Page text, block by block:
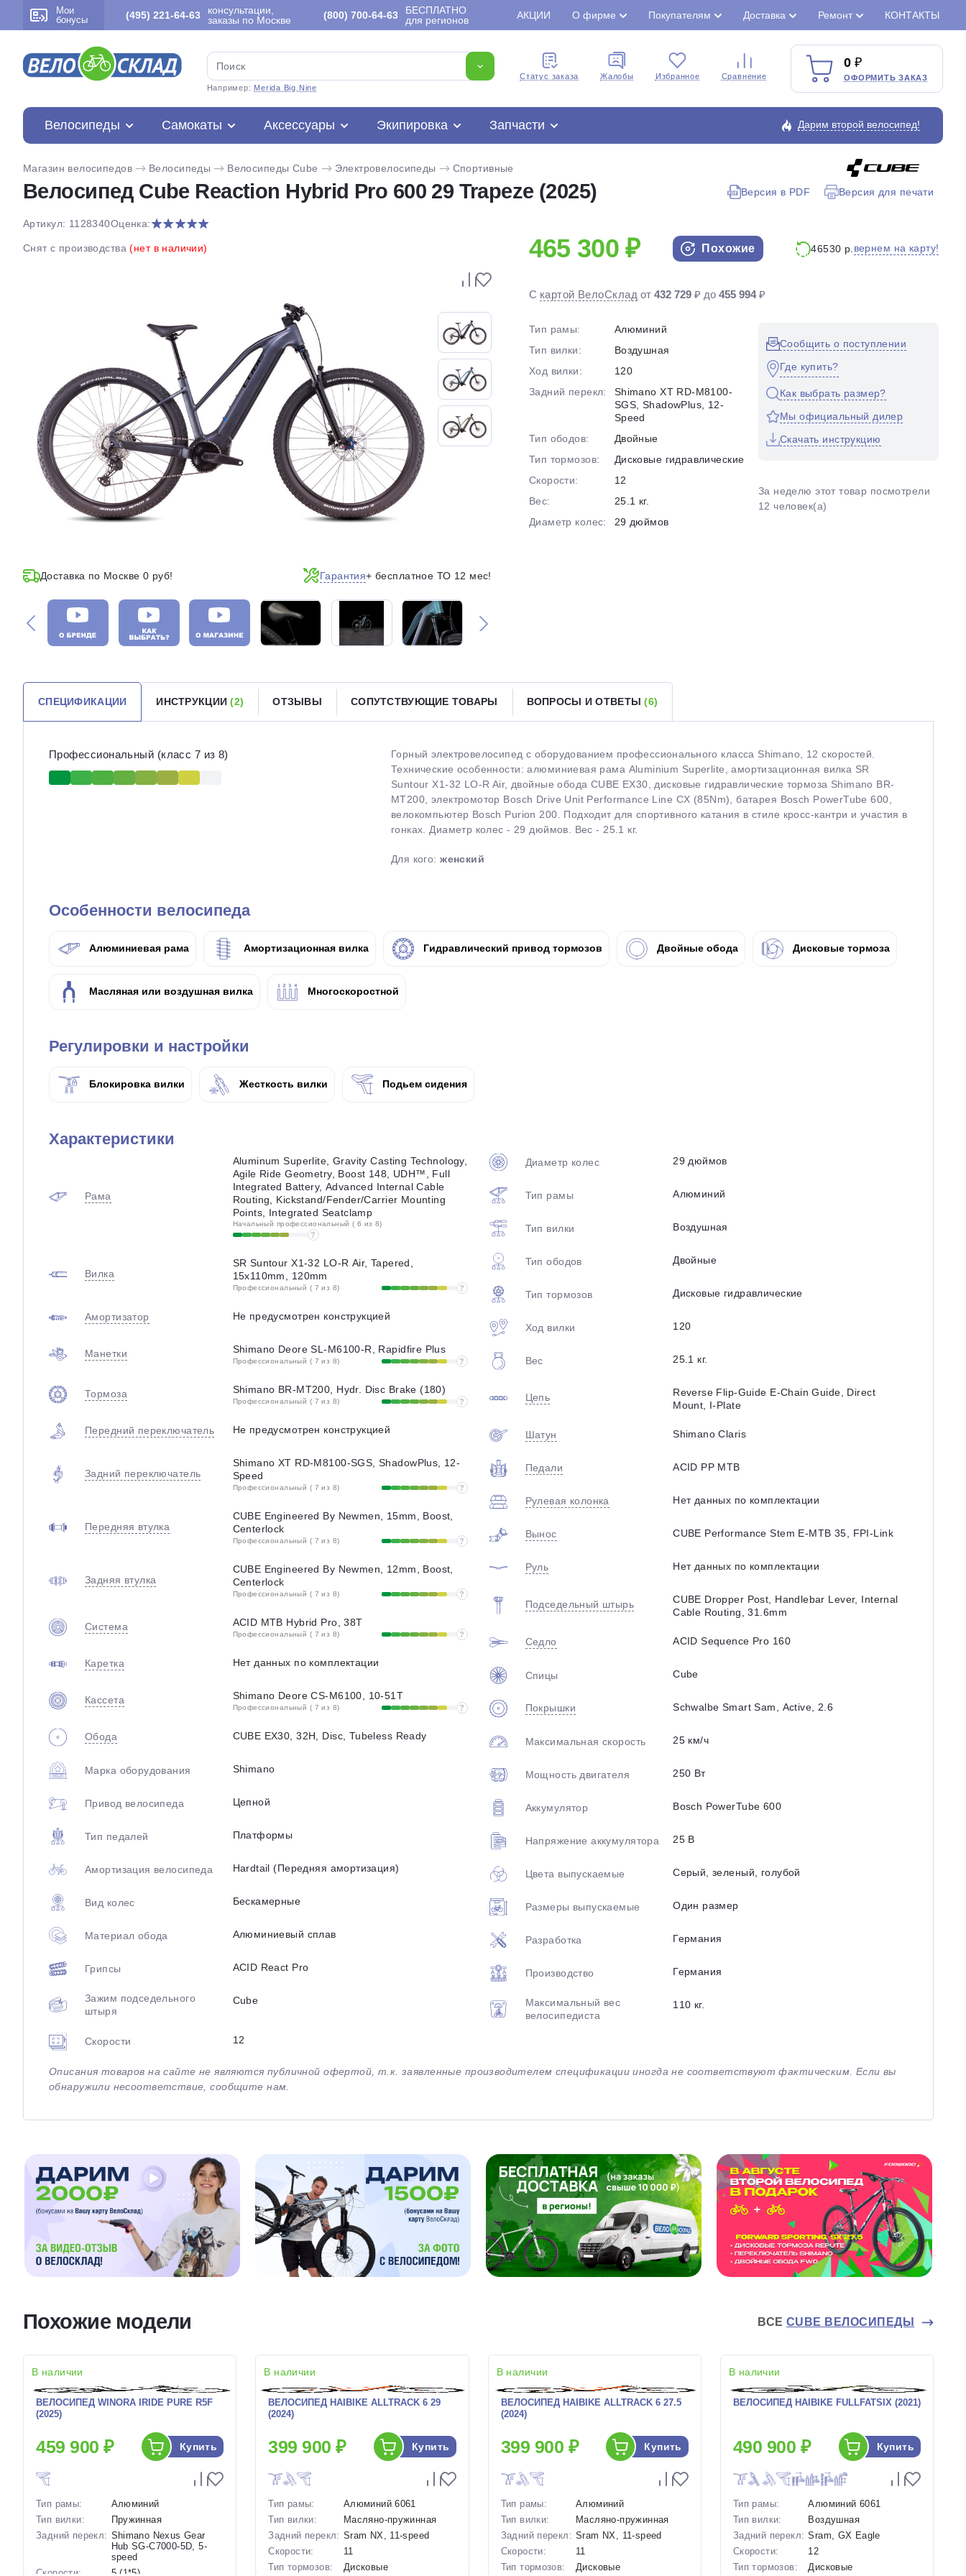
Мои
бонусы
(495) 221-64-63
консультации,
заказы по Москве
(800) 700-64-63
БЕСПЛАТНО
для регионов
АКЦИИ О фирме Покупателям Доставка Ремонт КОНТАКТЫ
Например: Merida Big.Nine
Cтатус заказа Жалобы Избранное Сравнение
0
ОФОРМИТЬ ЗАКАЗ
Велосипеды Самокаты Аксессуары Экипировка Запчасти Дарим второй велосипед!
Магазин велосипедов Велосипеды Велосипеды Cube Электровелосипеды Спортивные
Велосипед Cube Reaction Hybrid Pro 600 29 Trapeze (2025) Версия в PDF Версия для печати
Артикул: 1128340Оценка:
Снят с производства(нет в наличии)
Доставка по Москве 0 руб! Гарантия+ бесплатное ТО 12 мес!
465 300 ₽ Похожие 46530 р. вернем на карту!
С картой ВелоСклад от432 729 ₽ до455 994₽
Тип рамы:
Алюминий
Тип вилки:
Воздушная
Ход вилки:
120
Задний перекл:
Shimano XT RD-M8100-
SGS, ShadowPlus, 12-
Speed
Тип ободов:
Двойные
Тип тормозов:
Дисковые гидравлические
Скорости:
12
Вес:
25.1 кг.
Диаметр колес:
29 дюймов
Сообщить о поступлении
Где купить?
Как выбрать размер?
Мы официальный дилер
Скачать инструкцию
За неделю этот товар посмотрели
12 человек(а)
СПЕЦИФИКАЦИИ ИНСТРУКЦИИ(2) ОТЗЫВЫ СОПУТСТВУЮЩИЕ ТОВАРЫ ВОПРОСЫ И ОТВЕТЫ(6)
Профессиональный (класс 7 из 8)
Горный электровелосипед с оборудованием профессионального класса Shimano, 12 скоростей.
Технические особенности: алюминиевая рама Aluminium Superlite, амортизационная вилка SR
Suntour X1-32 LO-R Air, двойные обода CUBE EX30, дисковые гидравлические тормоза Shimano BR-
MT200, электромотор Bosch Drive Unit Performance Line CX (85Nm), батарея Bosch PowerTube 600,
велокомпьютер Bosch Purion 200. Подходит для спортивного катания в стиле кросс-кантри и участия в
гонках. Диаметр колес - 29 дюймов. Вес - 25.1 кг.
Для кого:женский
Особенности велосипеда
Алюминиевая рама Амортизационная вилка Гидравлический привод тормозов Двойные обода Дисковые тормоза
Масляная или воздушная вилка Многоскоростной
Регулировки и настройки
Блокировка вилки Жесткость вилки Подьем сидения
Характеристики
Рама
Aluminum Superlite, Gravity Casting Technology,
Agile Ride Geometry, Boost 148, UDH™, Full
Integrated Battery, Advanced Internal Cable
Routing, Kickstand/Fender/Carrier Mounting
Points, Integrated Seatclamp
Начальный профессиональный ( 6 из 8)
?
Вилка
SR Suntour X1-32 LO-R Air, Tapered,
15x110mm, 120mm
Профессиональный ( 7 из 8) ?
Амортизатор Не предусмотрен конструкцией
Манетки Shimano Deore SL-M6100-R, Rapidfire Plus
Профессиональный ( 7 из 8) ?
Тормоза Shimano BR-MT200, Hydr. Disc Brake (180)
Профессиональный ( 7 из 8) ?
Передний переключатель Не предусмотрен конструкцией
Задний переключатель
Shimano XT RD-M8100-SGS, ShadowPlus, 12-
Speed
Профессиональный ( 7 из 8) ?
Передняя втулка
CUBE Engineered By Newmen, 15mm, Boost,
Centerlock
Профессиональный ( 7 из 8) ?
Задняя втулка
CUBE Engineered By Newmen, 12mm, Boost,
Centerlock
Профессиональный ( 7 из 8) ?
Система ACID MTB Hybrid Pro, 38T
Профессиональный ( 7 из 8) ?
Каретка Нет данных по комплектации
Кассета Shimano Deore CS-M6100, 10-51T
Профессиональный ( 7 из 8) ?
Обода CUBE EX30, 32H, Disc, Tubeless Ready
Марка оборудования Shimano
Привод велосипеда Цепной
Тип педалей Платформы
Амортизация велосипеда Hardtail (Передняя амортизация)
Вид колес Бескамерные
Материал обода Алюминиевый сплав
Грипсы ACID React Pro
Зажим подседельного
штыря
Cube
Скорости 12
Диаметр колес 29 дюймов
Тип рамы Алюминий
Тип вилки Воздушная
Тип ободов Двойные
Тип тормозов Дисковые гидравлические
Ход вилки 120
Вес 25.1 кг.
Цепь
Reverse Flip-Guide E-Chain Guide, Direct
Mount, I-Plate
Шатун Shimano Claris
Педали ACID PP MTB
Рулевая колонка Нет данных по комплектации
Вынос CUBE Performance Stem E-MTB 35, FPI-Link
Руль Нет данных по комплектации
Подседельный штырь
CUBE Dropper Post, Handlebar Lever, Internal
Cable Routing, 31.6mm
Седло ACID Sequence Pro 160
Спицы Cube
Покрышки Schwalbe Smart Sam, Active, 2.6
Максимальная скорость 25 км/ч
Мощность двигателя 250 Вт
Аккумулятор Bosch PowerTube 600
Напряжение аккумулятора 25 В
Цвета выпускаемые Серый, зеленый, голубой
Размеры выпускаемые Один размер
Разработка Германия
Производство Германия
Максимальный вес
велосипедиста
110 кг.
Описания товаров на сайте не являются публичной офертой, т.к. заявленные производителем спецификации иногда не соответствуют фактическим. Если вы
обнаружили несоответствие, сообщите нам.
Похожие модели ВСЕCUBE ВЕЛОСИПЕДЫ
В наличии
ВЕЛОСИПЕД WINORA IRIDE PURE R5F
(2025)
459 900 ₽ Купить
Тип рамы:
Алюминий
Тип вилки:
Пружинная
Задний перекл: Shimano Nexus Gear
Hub SG-C7000-5D, 5-
speed
Скорости:
5 (1*5)
В наличии
ВЕЛОСИПЕД HAIBIKE ALLTRACK 6 29
(2024)
399 900 ₽ Купить
Тип рамы:
Алюминий 6061
Тип вилки:
Масляно-пружинная
Задний перекл: Sram NX, 11-speed
Скорости:
11
Тип тормозов:
Дисковые
В наличии
ВЕЛОСИПЕД HAIBIKE ALLTRACK 6 27.5
(2024)
399 900 ₽ Купить
Тип рамы:
Алюминий
Тип вилки:
Масляно-пружинная
Задний перекл: Sram NX, 11-speed
Скорости:
11
Тип тормозов:
Дисковые
В наличии
ВЕЛОСИПЕД HAIBIKE FULLFATSIX (2021)
490 900 ₽ Купить
Тип рамы:
Алюминий 6061
Тип вилки:
Воздушная
Задний перекл: Sram, GX Eagle
Скорости:
12
Тип тормозов:
Дисковые
Разбейте
оплату
на части
без переплат
График платежей
Сегодня
25%
Оплачивайте сегодня только
25% картой любого банка
Подробнееоб оплате Плайтом
8 800 302-02-51